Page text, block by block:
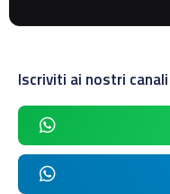
Iscriviti ai nostri canali